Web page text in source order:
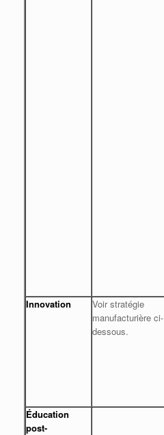
Innovation
Voir stratégie
manufacturière ci-
dessous.
Éducation
post-